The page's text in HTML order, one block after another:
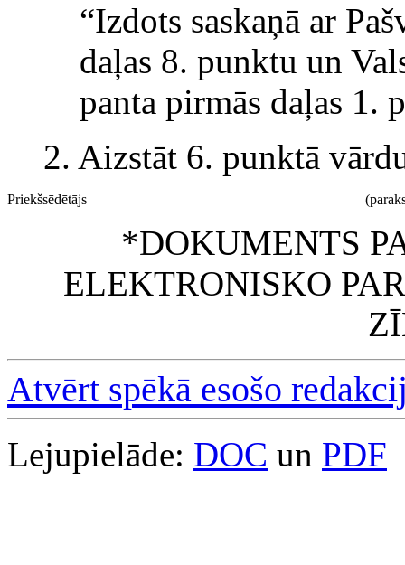
“Izdots saskaņā ar
daļas 8. punktu un
panta pirmās daļas 1.
2. Aizstāt 6. punktā
Priekšsēdētājs
*DOKUMENTS
ELEKTRONISKO
Atvērt spēkā esošo
Lejupielāde: DOC un PDF